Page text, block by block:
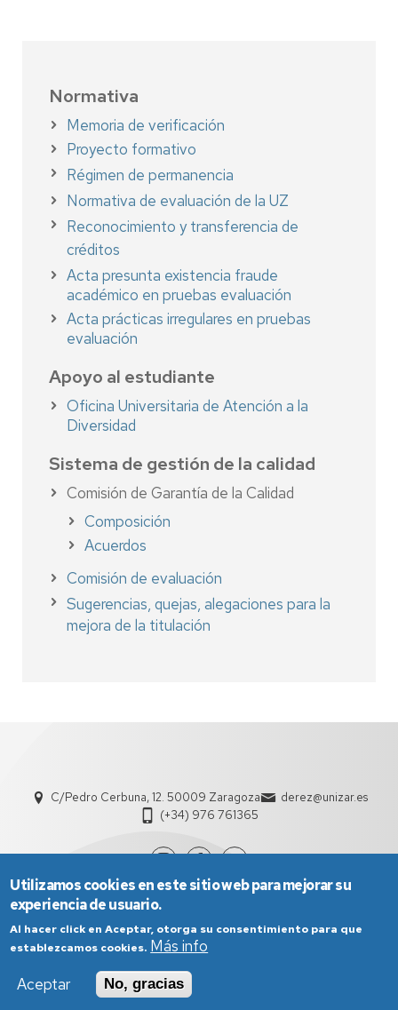
Normativa
Memoria de verificación
Proyecto formativo
Régimen de permanencia
Normativa de evaluación de la UZ
Reconocimiento y transferencia de
créditos
Acta presunta existencia fraude
académico en pruebas evaluación
Acta prácticas irregulares en pruebas
evaluación
Apoyo al estudiante
Oficina Universitaria de Atención a la
Diversidad
Sistema de gestión de la calidad
Comisión de Garantía de la Calidad
Composición
Acuerdos
Comisión de evaluación
Sugerencias, quejas, alegaciones para la
mejora de la titulación
C/Pedro Cerbuna, 12. 50009 Zaragoza
derez@unizar.es
(+34) 976 761365
Aviso Legal
Condiciones generales de uso
Política de Privacidad
Utilizamos cookies en este sitio web para mejorar su
experiencia de usuario.
Al hacer click en Aceptar, otorga su consentimiento para que
establezcamos cookies. Más info
Aceptar
No, gracias